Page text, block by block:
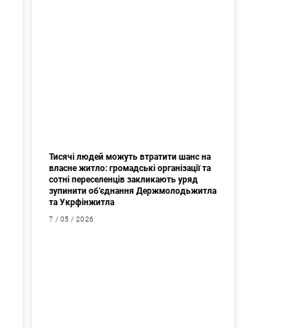
Тисячі людей можуть втратити шанс на
власне житло: громадські організації та
сотні переселенців закликають уряд
зупинити об’єднання Держмолодьжитла
та Укрфінжитла
7 / 05 / 2026